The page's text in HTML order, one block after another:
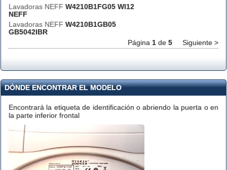
Lavadoras NEFF W4210B1FG05 WI12
NEFF
Lavadoras NEFF W4210B1GB05
GB5042IBR
Página 1 de 5 Siguiente >
DÓNDE ENCONTRAR EL MODELO
Encontrará la etiqueta de identificación o abriendo la puerta o en
la parte inferior frontal